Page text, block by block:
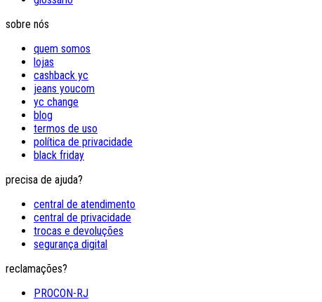
sobre nós
quem somos
lojas
cashback yc
jeans youcom
yc change
blog
termos de uso
política de privacidade
black friday
precisa de ajuda?
central de atendimento
central de privacidade
trocas e devoluções
segurança digital
reclamações?
PROCON-RJ